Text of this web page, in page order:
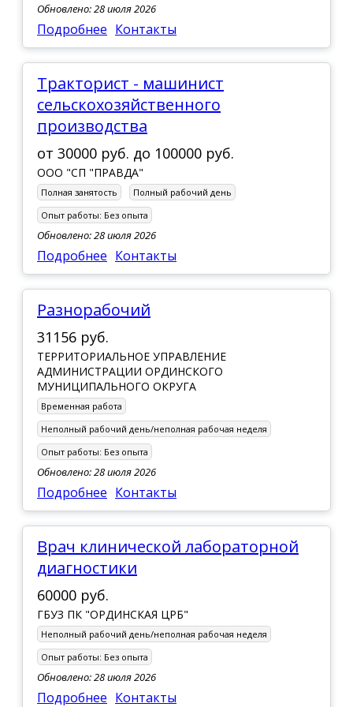
Обновлено: 28 июля 2026
Подробнее Контакты
Тракторист - машинист
сельскохозяйственного
производства
от 30000 руб. до 100000 руб.
ООО "СП "ПРАВДА"
Полная занятость
Полный рабочий день
Опыт работы: Без опыта
Обновлено: 28 июля 2026
Подробнее Контакты
Разнорабочий
31156 руб.
ТЕРРИТОРИАЛЬНОЕ УПРАВЛЕНИЕ
АДМИНИСТРАЦИИ ОРДИНСКОГО
МУНИЦИПАЛЬНОГО ОКРУГА
Временная работа
Неполный рабочий день/неполная рабочая неделя
Опыт работы: Без опыта
Обновлено: 28 июля 2026
Подробнее Контакты
врач клинической лабораторной
диагностики
60000 руб.
ГБУЗ ПК "ОРДИНСКАЯ ЦРБ"
Неполный рабочий день/неполная рабочая неделя
Опыт работы: Без опыта
Обновлено: 28 июля 2026
Подробнее Контакты